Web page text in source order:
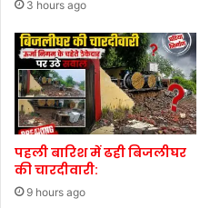
3 hours ago
पहली बारिश में ढही बिजलीघर
की चारदीवारी:
9 hours ago